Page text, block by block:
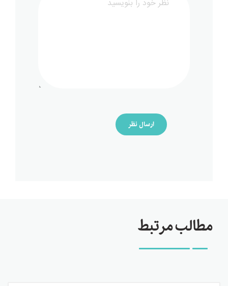
ارسال نظر
مطالب مرتبط